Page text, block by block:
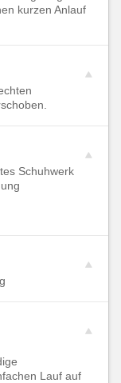
kurzen Anlauf
Schuhwerk
Lauf auf